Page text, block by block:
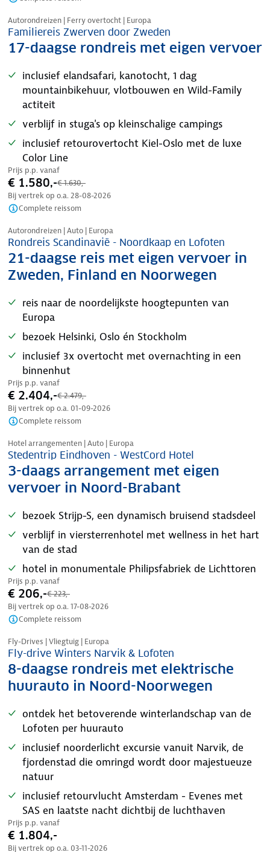
Nazomer korting
Autorondreizen | Ferry overtocht | Europa
Familiereis Zwerven door Zweden
17-daagse rondreis met eigen vervoer
inclusief elandsafari, kanotocht, 1 dag
mountainbikehuur, vlotbouwen en Wild-Family
actiteit
verblijf in stuga's op kleinschalige campings
inclusief retourovertocht Kiel-Oslo met de luxe
Color Line
Prijs p.p. vanaf
€ 1.580,-€ 1.630,-
Bij vertrek op o.a. 28-08-2026
Complete reissom
Nazomer korting
Autorondreizen | Auto | Europa
Rondreis Scandinavië - Noordkaap en Lofoten
21-daagse reis met eigen vervoer in
Zweden, Finland en Noorwegen
reis naar de noordelijkste hoogtepunten van
Europa
bezoek Helsinki, Oslo én Stockholm
inclusief 3x overtocht met overnachting in een
binnenhut
Prijs p.p. vanaf
€ 2.404,-€ 2.479,-
Bij vertrek op o.a. 01-09-2026
Complete reissom
Nazomer korting
Hotel arrangementen | Auto | Europa
Stedentrip Eindhoven - WestCord Hotel
3-daags arrangement met eigen
vervoer in Noord-Brabant
bezoek Strijp-S, een dynamisch bruisend stadsdeel
verblijf in viersterrenhotel met wellness in het hart
van de stad
hotel in monumentale Philipsfabriek de Lichttoren
Prijs p.p. vanaf
€ 206,-€ 223,-
Bij vertrek op o.a. 17-08-2026
Complete reissom
Nazomer korting
Fly-Drives | Vliegtuig | Europa
Fly-drive Winters Narvik & Lofoten
8-daagse rondreis met elektrische
huurauto in Noord-Noorwegen
ontdek het betoverende winterlandschap van de
Lofoten per huurauto
inclusief noorderlicht excursie vanuit Narvik, de
fjordenstad die omringd wordt door majestueuze
natuur
inclusief retourvlucht Amsterdam - Evenes met
SAS en laatste nacht dichtbij de luchthaven
Prijs p.p. vanaf
€ 1.804,-
Bij vertrek op o.a. 03-11-2026